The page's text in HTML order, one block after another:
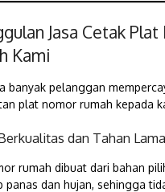
Jasa Cetak
Kami
banyak pelanggan
plat nomor rumah kepada
dan Tahan Lama
rumah dibuat dari bahan
panas dan hujan, sehingga